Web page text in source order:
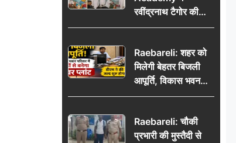
रवींद्रनाथ टैगोर की
85वीं पुण्यतिथि मनाई
श्रद्धांजलि
Raebareli: शहर को
मिलेगी बेहतर बिजली
आपूर्ति, विकास भवन
परिसर में करोड़ों से
Raebareli: चौकी
प्रभारी की मुस्तैदी से